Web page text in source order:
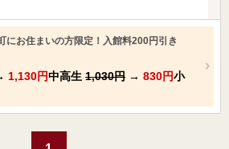
にお住まいの方限定！入館料200円引き
1,130円中高生 1,030円 → 830円小